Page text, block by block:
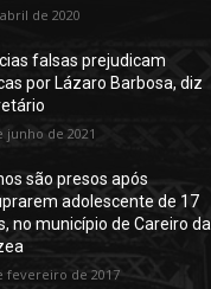
de 2020
falsas prejudicam
por Lázaro Barbosa, diz
junho de 2021
são presos após
adolescente de 17
no município de Careiro da
fevereiro de 2017